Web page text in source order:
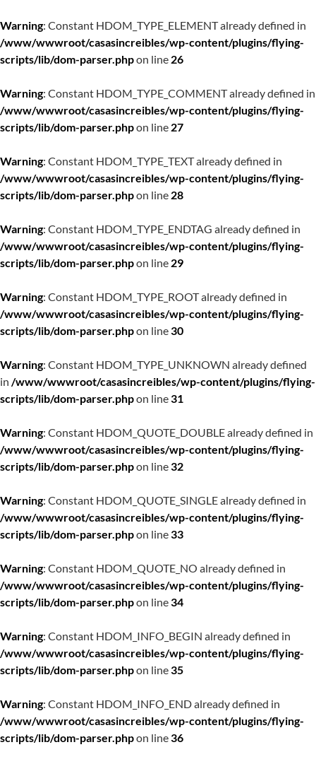
Warning: Constant HDOM_TYPE_ELEMENT already defined in
/www/wwwroot/casasincreibles/wp-content/plugins/flying-
scripts/lib/dom-parser.phpon line 26
Warning: Constant HDOM_TYPE_COMMENT already defined in
/www/wwwroot/casasincreibles/wp-content/plugins/flying-
scripts/lib/dom-parser.phpon line 27
Warning: Constant HDOM_TYPE_TEXT already defined in
/www/wwwroot/casasincreibles/wp-content/plugins/flying-
scripts/lib/dom-parser.phpon line 28
Warning: Constant HDOM_TYPE_ENDTAG already defined in
/www/wwwroot/casasincreibles/wp-content/plugins/flying-
scripts/lib/dom-parser.phpon line 29
Warning: Constant HDOM_TYPE_ROOT already defined in
/www/wwwroot/casasincreibles/wp-content/plugins/flying-
scripts/lib/dom-parser.phpon line30
Warning: Constant HDOM_TYPE_UNKNOWN already defined
in /www/wwwroot/casasincreibles/wp-content/plugins/flying-
scripts/lib/dom-parser.phpon line31
Warning: Constant HDOM_QUOTE_DOUBLE already defined in
/www/wwwroot/casasincreibles/wp-content/plugins/flying-
scripts/lib/dom-parser.phpon line32
Warning: Constant HDOM_QUOTE_SINGLE already defined in
/www/wwwroot/casasincreibles/wp-content/plugins/flying-
scripts/lib/dom-parser.phpon line33
Warning: Constant HDOM_QUOTE_NO already defined in
/www/wwwroot/casasincreibles/wp-content/plugins/flying-
scripts/lib/dom-parser.phpon line34
Warning: Constant HDOM_INFO_BEGIN already defined in
/www/wwwroot/casasincreibles/wp-content/plugins/flying-
scripts/lib/dom-parser.phpon line35
Warning: Constant HDOM_INFO_END already defined in
/www/wwwroot/casasincreibles/wp-content/plugins/flying-
scripts/lib/dom-parser.phpon line36